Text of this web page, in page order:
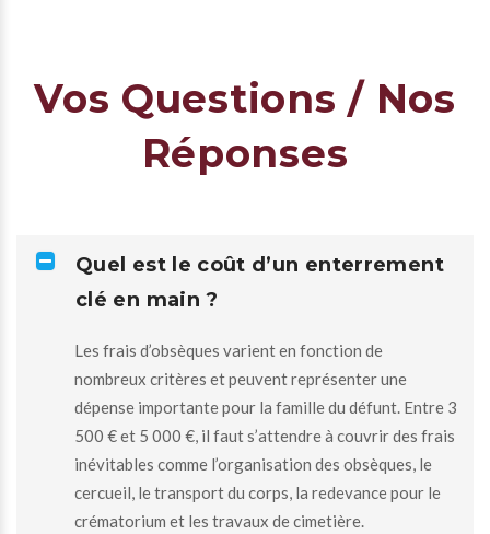
Vos Questions / Nos
Réponses
Quel est le coût d’un enterrement
clé en main ?
Les frais d’obsèques varient en fonction de
nombreux critères et peuvent représenter une
dépense importante pour la famille du défunt. Entre 3
500 € et 5 000 €, il faut s’attendre à couvrir des frais
inévitables comme l’organisation des obsèques, le
cercueil, le transport du corps, la redevance pour le
crématorium et les travaux de cimetière.